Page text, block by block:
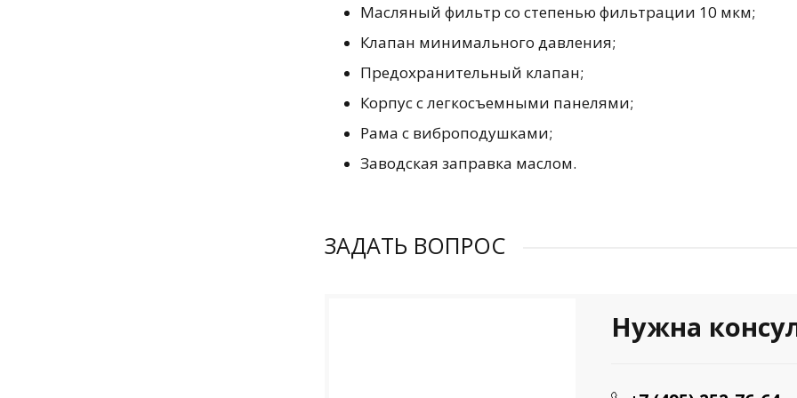
Масляный фильтр со степенью фильтрации 10 мкм;
Клапан минимального давления;
Предохранительный клапан;
Корпус с легкосъемными панелями;
Рама с виброподушками;
Заводская заправка маслом.
ЗАДАТЬ ВОПРОС
Нужна